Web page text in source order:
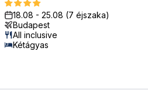
18.08 - 25.08 (7 éjszaka)
Budapest
All inclusive
Kétágyas